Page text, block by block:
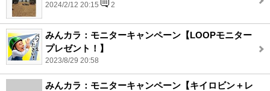
2024/2/12 20:15 2
みんカラ：モニターキャンペーン【LOOPモニター
プレゼント！】
2023/8/29 20:58
みんカラ：モニターキャンペーン【キイロビン＋レ